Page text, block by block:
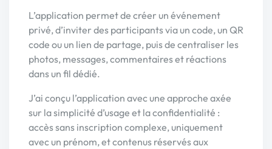
L’application permet de créer un événement
privé, d’inviter des participants via un code, un QR
code ou un lien de partage, puis de centraliser les
photos, messages, commentaires et réactions
dans un fil dédié.
J’ai conçu l’application avec une approche axée
sur la simplicité d’usage et la confidentialité :
accès sans inscription complexe, uniquement
avec un prénom, et contenus réservés aux